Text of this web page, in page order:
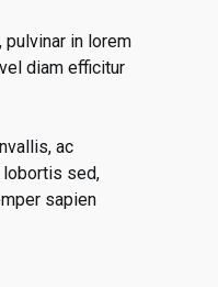
in lorem
diam efficitur
ac
lobortis sed,
sapien